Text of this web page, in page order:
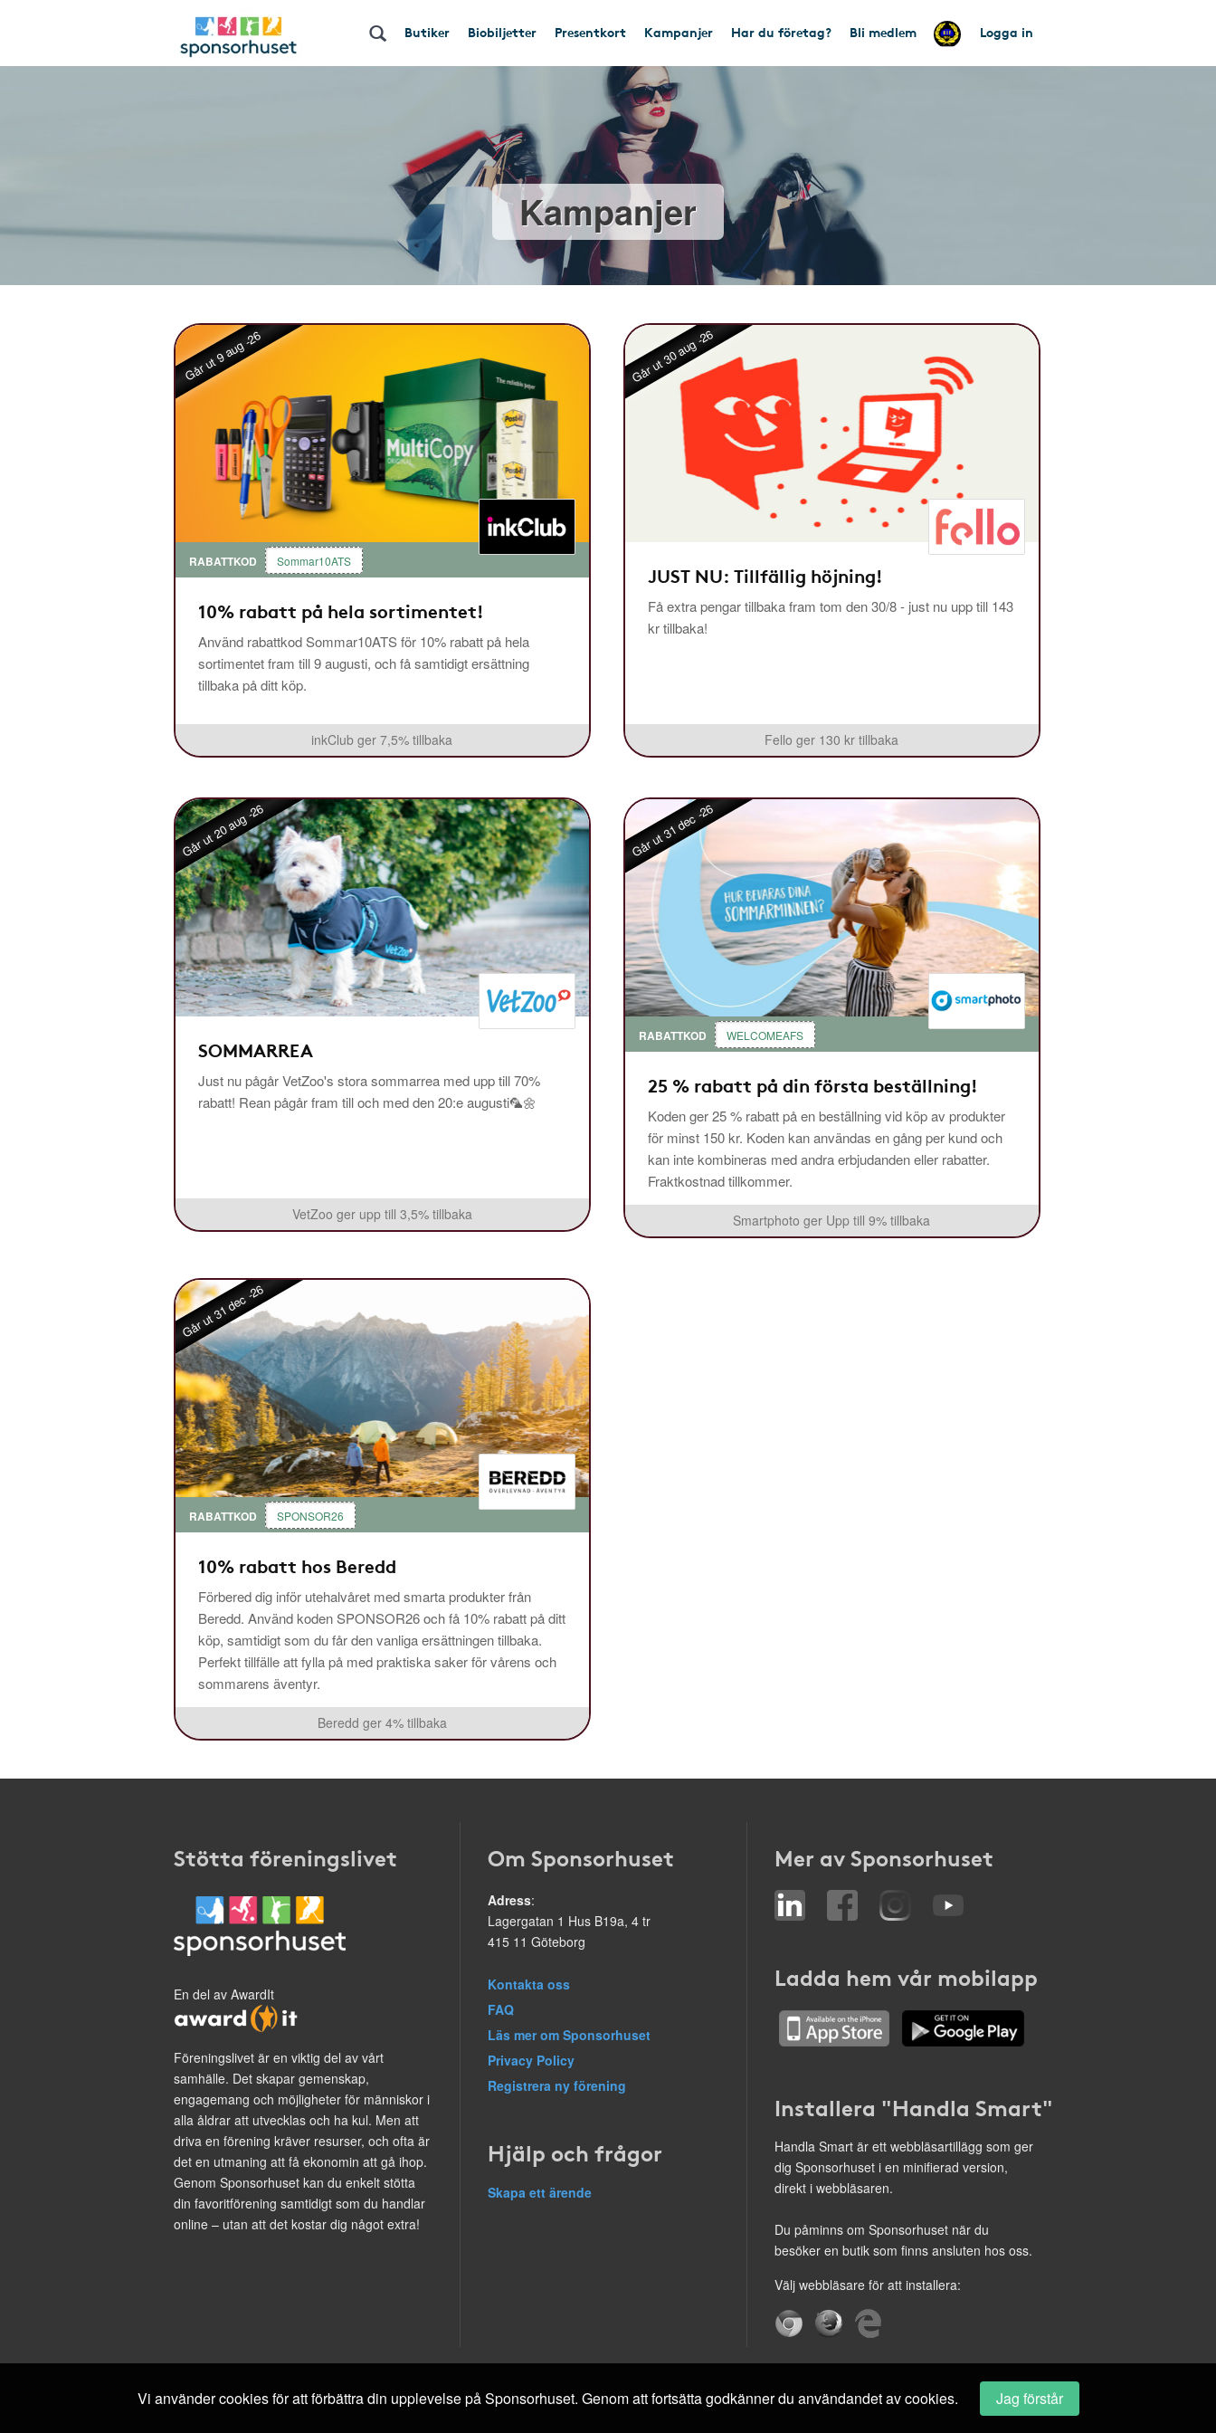
Butiker Biobiljetter Presentkort Kampanjer Har du företag? Bli medlem Logga in
Kampanjer
Går ut 9 aug -26
RABATTKOD Sommar10ATS
10% rabatt på hela sortimentet!
Använd rabattkod Sommar10ATS för 10% rabatt på hela
sortimentet fram till 9 augusti, och få samtidigt ersättning
tillbaka på ditt köp.
inkClub ger 7,5% tillbaka
Går ut 30 aug -26
JUST NU: Tillfällig höjning!
Få extra pengar tillbaka fram tom den 30/8 - just nu upp till 143
kr tillbaka!
Fello ger 130 kr tillbaka
Går ut 20 aug -26
SOMMARREA
Just nu pågår VetZoo's stora sommarrea med upp till 70%
rabatt! Rean pågår fram till och med den 20:e augusti🦜🌼
VetZoo ger upp till 3,5% tillbaka
Går ut 31 dec -26
RABATTKOD WELCOMEAFS
25 % rabatt på din första beställning!
Koden ger 25 % rabatt på en beställning vid köp av produkter
för minst 150 kr. Koden kan användas en gång per kund och
kan inte kombineras med andra erbjudanden eller rabatter.
Fraktkostnad tillkommer.
Smartphoto ger Upp till 9% tillbaka
Går ut 31 dec -26
RABATTKOD SPONSOR26
10% rabatt hos Beredd
Förbered dig inför utehalvåret med smarta produkter från
Beredd. Använd koden SPONSOR26 och få 10% rabatt på ditt
köp, samtidigt som du får den vanliga ersättningen tillbaka.
Perfekt tillfälle att fylla på med praktiska saker för vårens och
sommarens äventyr.
Beredd ger 4% tillbaka
Stötta föreningslivet
En del av AwardIt
Föreningslivet är en viktig del av vårt
samhälle. Det skapar gemenskap,
engagemang och möjligheter för människor i
alla åldrar att utvecklas och ha kul. Men att
driva en förening kräver resurser, och ofta är
det en utmaning att få ekonomin att gå ihop.
Genom Sponsorhuset kan du enkelt stötta
din favoritförening samtidigt som du handlar
online – utan att det kostar dig något extra!
Om Sponsorhuset
Adress:
Lagergatan 1 Hus B19a, 4 tr
415 11 Göteborg
Kontakta oss
FAQ
Läs mer om Sponsorhuset
Privacy Policy
Registrera ny förening
Hjälp och frågor
Skapa ett ärende
Mer av Sponsorhuset
Ladda hem vår mobilapp
Installera "Handla Smart"
Handla Smart är ett webbläsartillägg som ger
dig Sponsorhuset i en minifierad version,
direkt i webbläsaren.
Du påminns om Sponsorhuset när du
besöker en butik som finns ansluten hos oss.
Välj webbläsare för att installera:
Vi använder cookies för att förbättra din upplevelse på Sponsorhuset. Genom att fortsätta godkänner du användandet av cookies. Jag förstår